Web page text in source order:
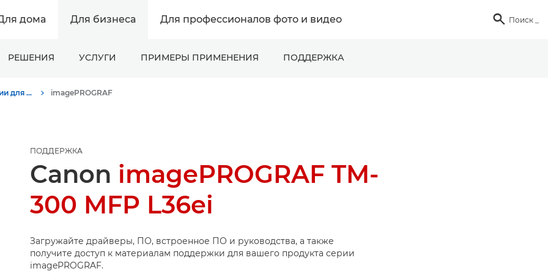
дома Для бизнеса Для профессионалов фото и видео  Поиск
РЕШЕНИЯ УСЛУГИ ПРИМЕРЫ ПРИМЕНЕНИЯ ПОДДЕРЖКА
Поддержка продукции для бизнеса imagePROGRAF
ПОДДЕРЖКА
Canon imagePROGRAF TM-
300 MFP L36ei
Загружайте драйверы, ПО, встроенное ПО и руководства, а также
получите доступ к материалам поддержки для вашего продукта серии
imagePROGRAF.